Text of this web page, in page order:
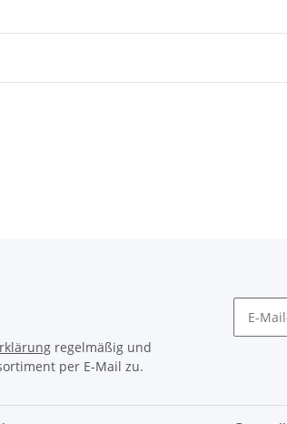
regelmäßig und
per E-Mail zu.